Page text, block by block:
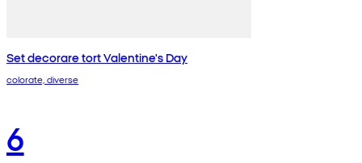
Set decorare tort Valentine's Day
colorate, diverse
6